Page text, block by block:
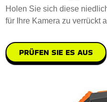
Holen Sie sich diese
für Ihre Kamera zu verrückt
PRÜFEN SIE ES AUS